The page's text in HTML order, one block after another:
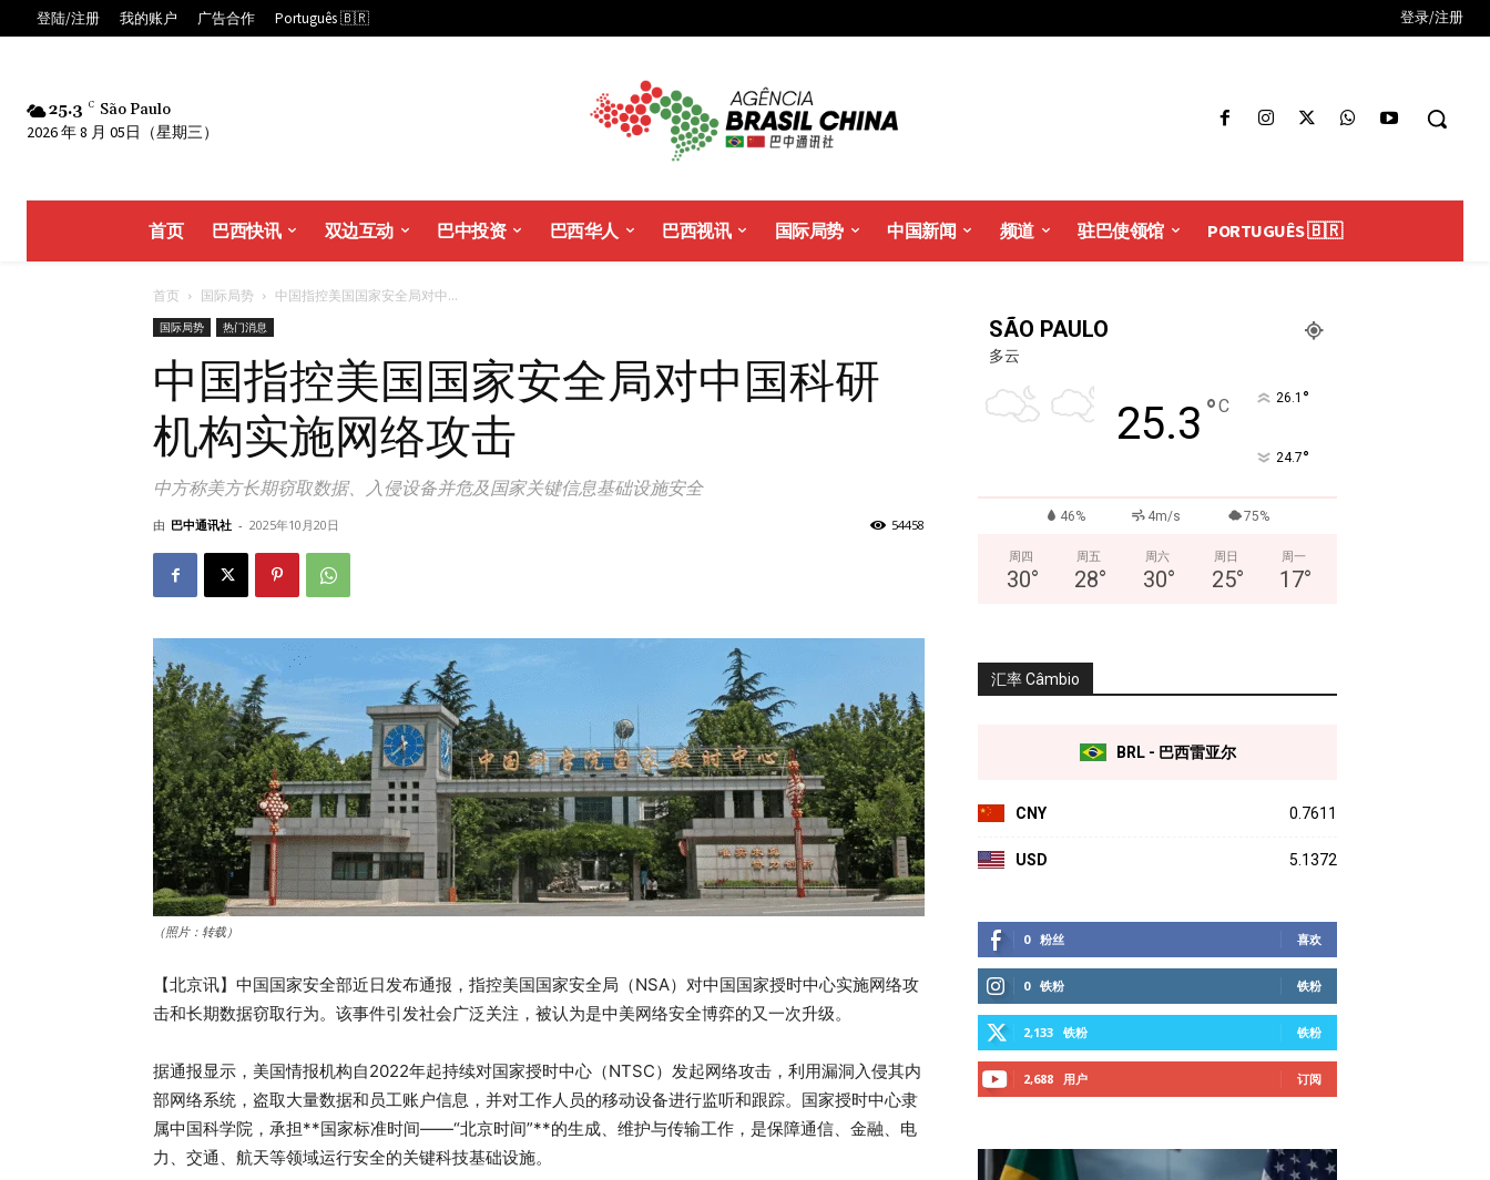
登陆/注册 我的账户 广告合作 Português 🇧🇷 登录/注册
25.3 C São Paulo
2026 年 8 月 05日（星期三）
首页 巴西快讯 双边互动 巴中投资 巴西华人 巴西视讯 国际局势 中国新闻 频道 驻巴使领馆 PORTUGUÊS 🇧🇷
首页 国际局势 中国指控美国国家安全局对中...
国际局势 热门消息
中国指控美国国家安全局对中国科研
机构实施网络攻击
中方称美方长期窃取数据、入侵设备并危及国家关键信息基础设施安全
由 巴中通讯社 - 2025年10月20日 54458
（照片：转载）
【北京讯】中国国家安全部近日发布通报，指控美国国家安全局（NSA）对中国国家授时中心实施网络攻
击和长期数据窃取行为。该事件引发社会广泛关注，被认为是中美网络安全博弈的又一次升级。
据通报显示，美国情报机构自2022年起持续对国家授时中心（NTSC）发起网络攻击，利用漏洞入侵其内
部网络系统，盗取大量数据和员工账户信息，并对工作人员的移动设备进行监听和跟踪。国家授时中心隶
属中国科学院，承担**国家标准时间——“北京时间”**的生成、维护与传输工作，是保障通信、金融、电
力、交通、航天等领域运行安全的关键科技基础设施。
SÃO PAULO
多云
25.3 °C 26.1 °
24.7°
46% 4m/s 75%
周四
30°
周五
28°
周六
30°
周日
25°
周一
17°
汇率 Câmbio
BRL - 巴西雷亚尔
CNY 0.7611
USD 5.1372
0 粉丝 喜欢
0 铁粉 铁粉
2,133 铁粉 铁粉
2,688 用户 订阅